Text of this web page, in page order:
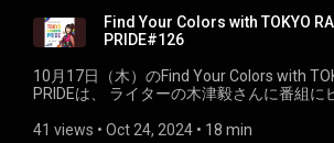
Find Your Colors with TOKYO
PRIDE#126
10月17日（木）のFind Your Colors with
PRIDEは、 ライターの木津毅さんに番組に
41 views • Oct 24, 2024 • 18 min